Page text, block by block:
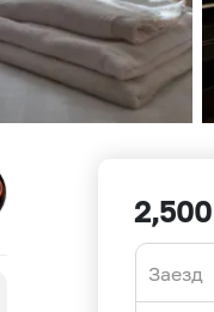
2,500